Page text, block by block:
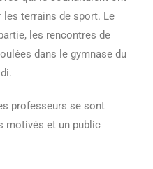
terrains de sport. Le
les rencontres de
dans le gymnase du
professeurs se sont
motivés et un public